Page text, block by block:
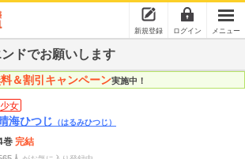
新規登録 ログイン メニュー
ドでお願いします
＆割引キャンペーン実施中！
少女
海ひつじ （はるみひつじ）
巻 完結